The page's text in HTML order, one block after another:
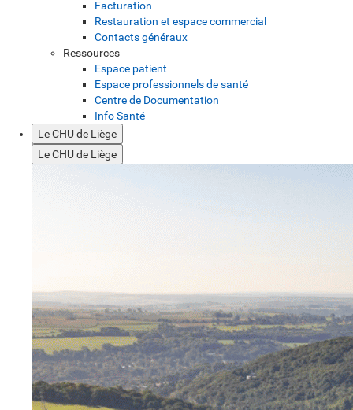
Facturation
Restauration et espace commercial
Contacts généraux
Ressources
Espace patient
Espace professionnels de santé
Centre de Documentation
Info Santé
Le CHU de Liège
Le CHU de Liège